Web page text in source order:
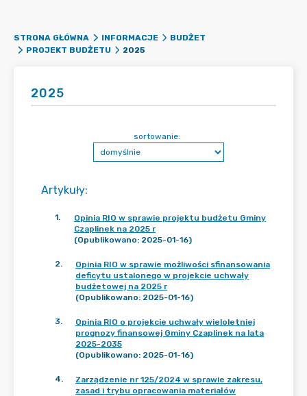
STRONA GŁÓWNA INFORMACJE
BUDŻET
PROJEKT BUDŻETU
2025
2025
Artykuły:
sortowanie:
1.
Opinia RIO w sprawie projektu budżetu Gminy
Czaplinek na 2025 r
(Opublikowano: 2025-01-16)
2.
Opinia RIO w sprawie możliwości sfinansowania
deficytu ustalonego w projekcie uchwały
budżetowej na 2025 r
(Opublikowano: 2025-01-16)
3.
Opinia RIO o projekcie uchwały wieloletniej
prognozy finansowej Gminy Czaplinek na lata
2025-2035
(Opublikowano: 2025-01-16)
4.
Zarządzenie nr 125/2024 w sprawie zakresu,
zasad i trybu opracowania materiałów